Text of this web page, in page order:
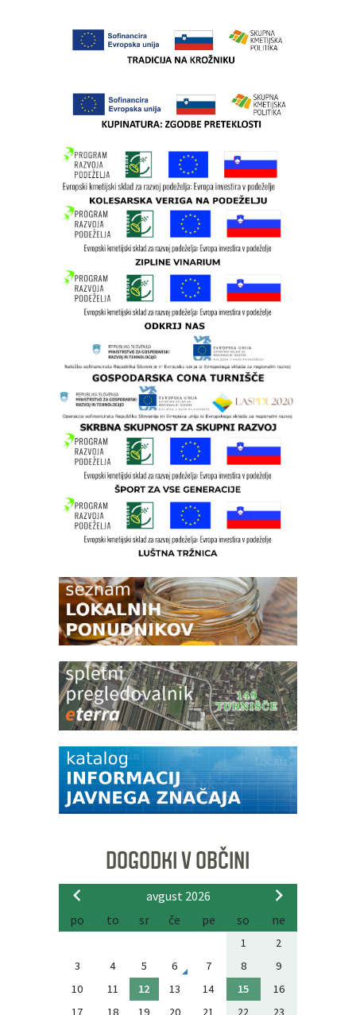
DOGODKI V OBČINI
avgust 2026
po
to sr če pe so ne
1
2
3
4 5 6 7 8
9
10
11 12 13 14 15
16
17
18 19 20 21 22 23